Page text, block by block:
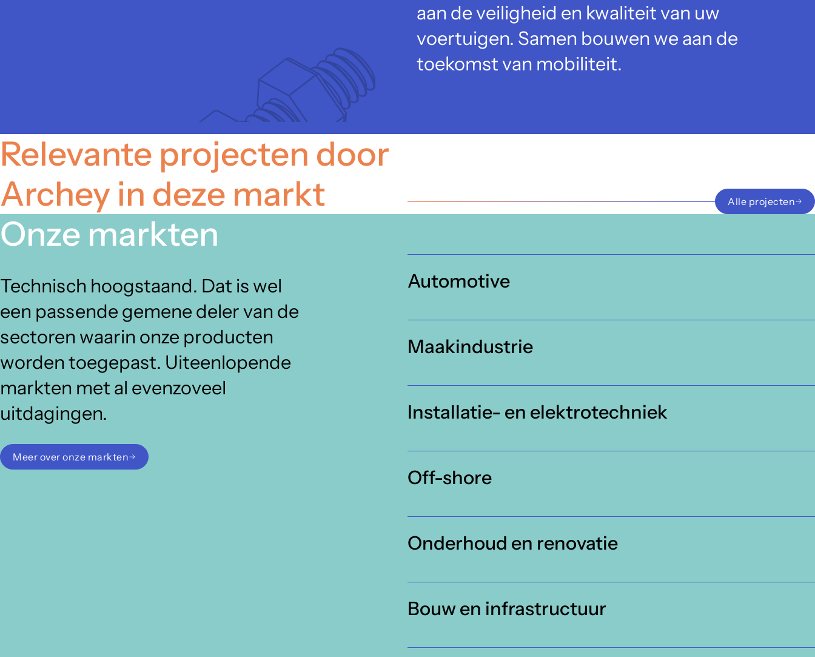
aan de veiligheid en kwaliteit van uw
voertuigen. Samen bouwen we aan de
toekomst van mobiliteit.
Relevante projecten door
Archey in deze markt
Alle projecten
Onze markten
Technisch hoogstaand. Dat is wel
een passende gemene deler van de
sectoren waarin onze producten
worden toegepast. Uiteenlopende
markten met al evenzoveel
uitdagingen.
Meer over onze markten
Automotive
Maakindustrie
Installatie- en elektrotechniek
Off-shore
Onderhoud en renovatie
Bouw en infrastructuur